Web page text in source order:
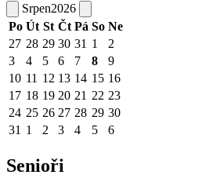
Srpen2026
Po Út St Čt Pá So Ne
27 28 29 30 31 1
2
3
4 5 6 7 8
9
10 11 12 13 14 15 16
17 18 19 20 21 22 23
24 25 26 27 28 29 30
31 1 2 3 4 5 6
Senioři